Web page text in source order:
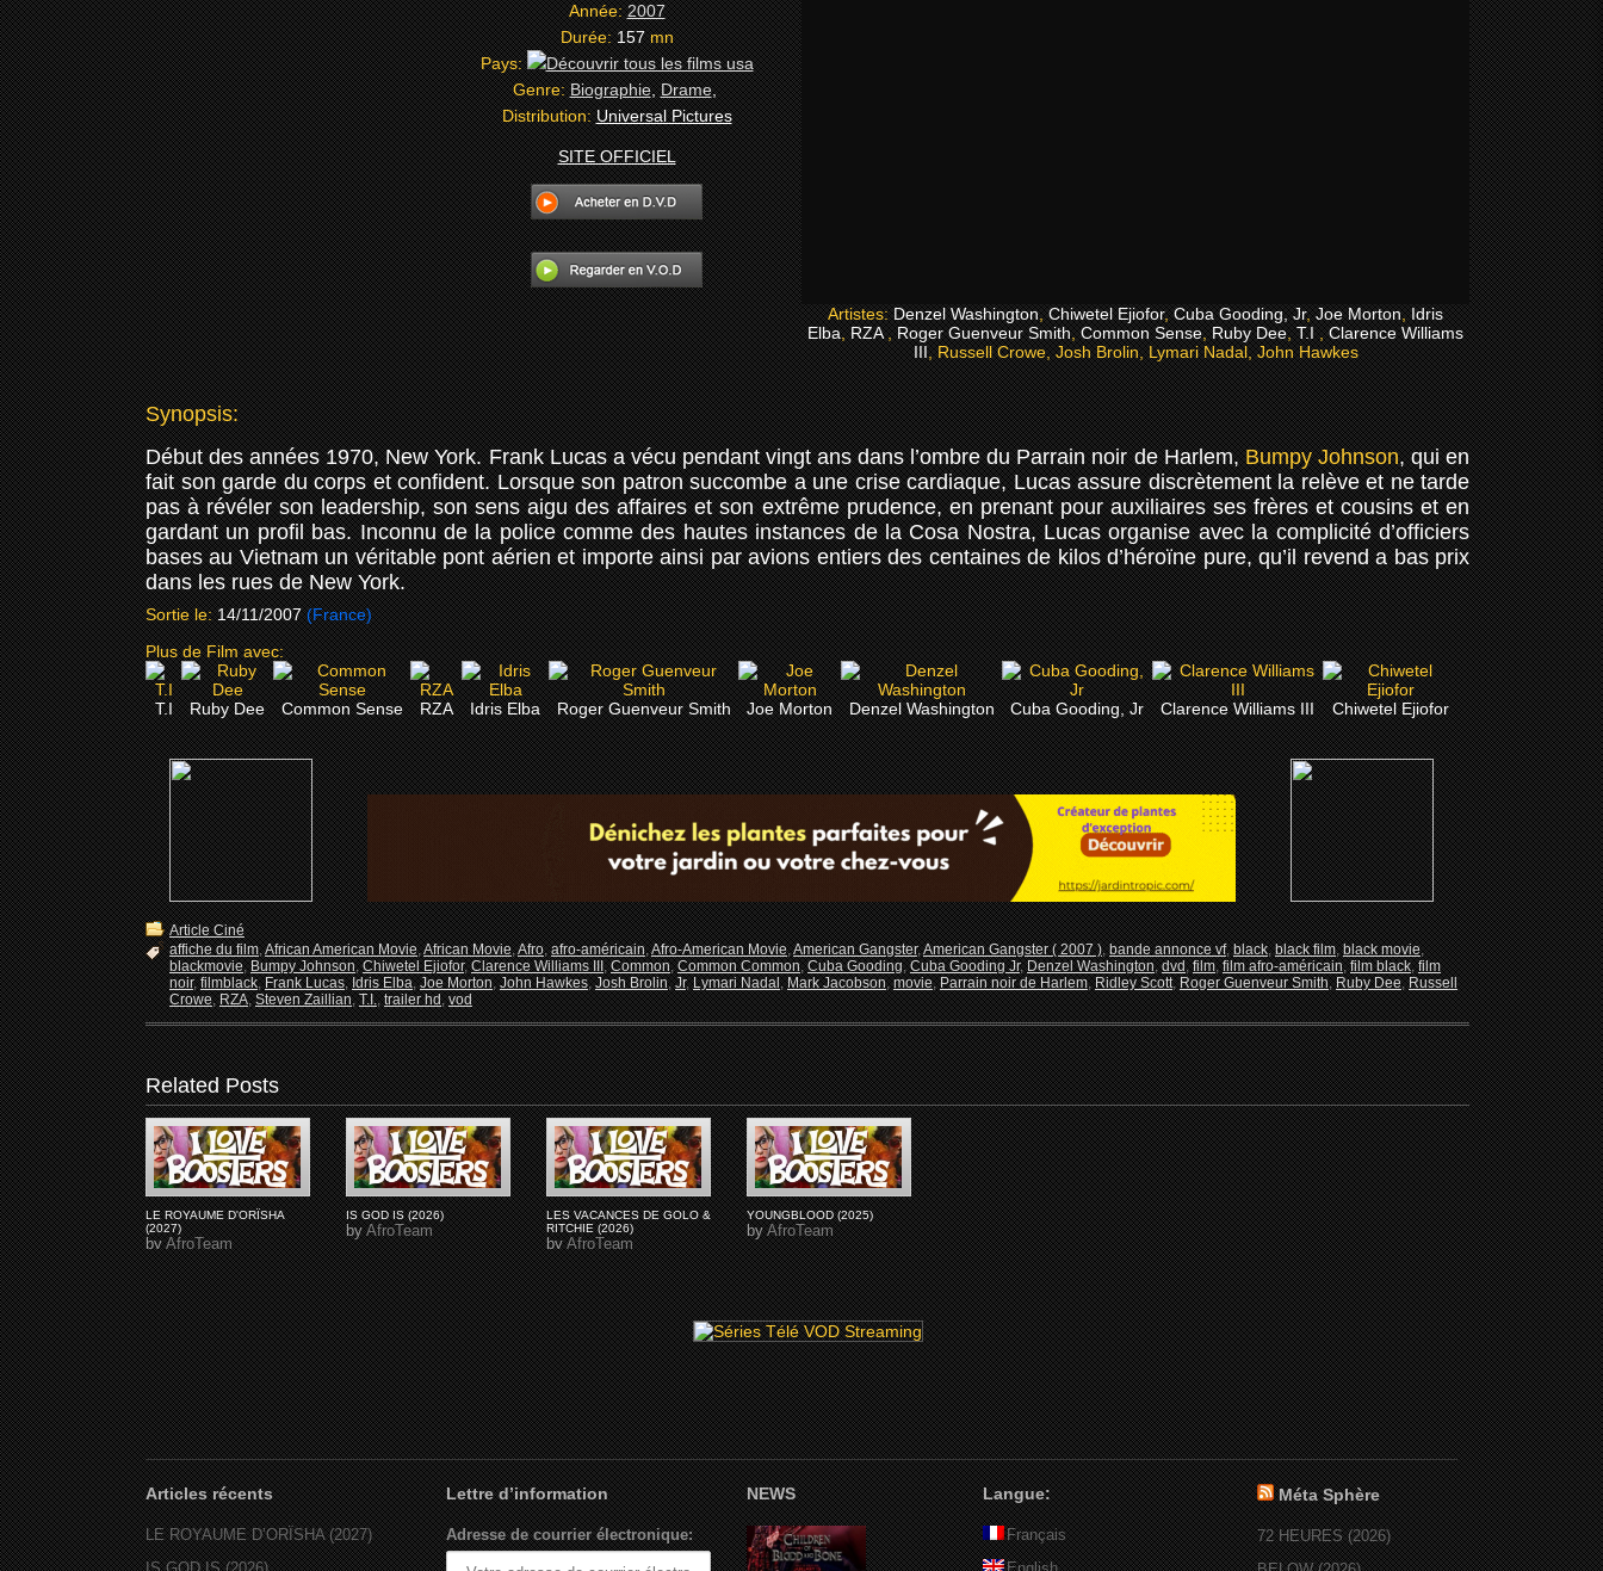
Année:2007
Durée:157mn
Pays:
Genre:Biographie,Drame,
Distribution:Universal Pictures
SITE OFFICIEL
Artistes:Denzel Washington,Chiwetel Ejiofor,Cuba Gooding, Jr,Joe Morton,Idris
Elba,RZA,Roger Guenveur Smith,Common Sense,Ruby Dee,T.I,Clarence Williams
III, Russell Crowe, Josh Brolin, Lymari Nadal, John Hawkes
Synopsis:
Début des années 1970, New York. Frank Lucas a vécu pendant vingt ans dans l’ombre du Parrain noir de Harlem,Bumpy Johnson, qui en
fait son garde du corps et confident. Lorsque son patron succombe a une crise cardiaque, Lucas assure discrètement la relève et ne tarde
pas à révéler son leadership, son sens aigu des affaires et son extrême prudence, en prenant pour auxiliaires ses frères et cousins et en
gardant un profil bas. Inconnu de la police comme des hautes instances de la Cosa Nostra, Lucas organise avec la complicité d’officiers
bases au Vietnam un véritable pont aérien et importe ainsi par avions entiers des centaines de kilos d’héroïne pure, qu’il revend a bas prix
dans les rues de New York.
Sortie le: 14/11/2007 (France)
Plus de Film avec:
T.I Ruby Dee Common Sense RZA Idris Elba Roger Guenveur Smith Joe Morton Denzel Washington Cuba Gooding, Jr Clarence Williams III Chiwetel Ejiofor
Article Ciné
affiche du film,African American Movie,African Movie,Afro,afro-américain,Afro-American Movie,American Gangster,American Gangster ( 2007 ),bande annonce vf,black,black film,black movie,
blackmovie,Bumpy Johnson,Chiwetel Ejiofor,Clarence Williams III,Common,Common Common,Cuba Gooding,Cuba Gooding Jr,Denzel Washington,dvd,film,film afro-américain,film black,film
noir,filmblack,Frank Lucas,Idris Elba,Joe Morton,John Hawkes,Josh Brolin,Jr,Lymari Nadal,Mark Jacobson,movie,Parrain noir de Harlem,Ridley Scott,Roger Guenveur Smith,Ruby Dee,Russell
Crowe,RZA,Steven Zaillian,T.I.,trailer hd,vod
Related Posts
LE ROYAUME D'ORÏSHA
(2027)
byAfroTeam
IS GOD IS (2026)
byAfroTeam
LES VACANCES DE GOLO &
RITCHIE (2026)
byAfroTeam
YOUNGBLOOD (2025)
byAfroTeam
Articles récents
LE ROYAUME D’ORÏSHA (2027)
Lettre d’information
Adresse de courrier électronique:
NEWS Langue:
Français
Méta Sphère
72 HEURES (2026)